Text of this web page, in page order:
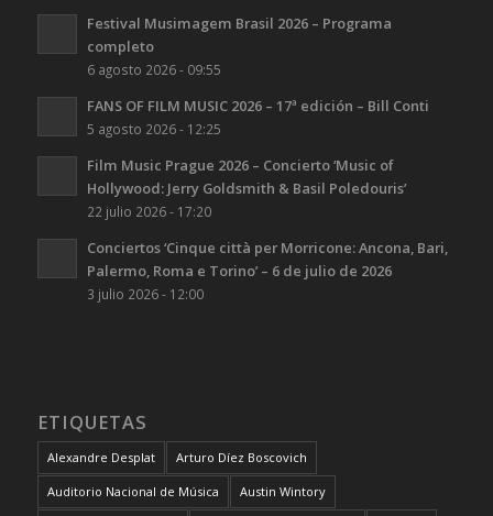
Festival Musimagem Brasil 2026 – Programa
completo
6 agosto 2026 - 09:55
FANS OF FILM MUSIC 2026 – 17ª edición – Bill Conti
5 agosto 2026 - 12:25
Film Music Prague 2026 – Concierto ‘Music of
Hollywood: Jerry Goldsmith & Basil Poledouris’
22 julio 2026 - 17:20
Conciertos ‘Cinque città per Morricone: Ancona, Bari,
Palermo, Roma e Torino’ – 6 de julio de 2026
3 julio 2026 - 12:00
ETIQUETAS
Alexandre Desplat Arturo Díez Boscovich
Auditorio Nacional de Música Austin Wintory